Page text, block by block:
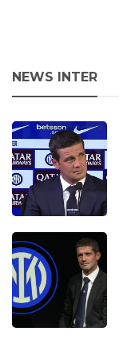
NEWS INTER